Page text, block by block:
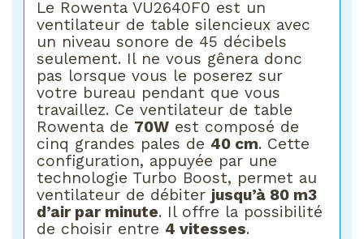
Le Rowenta VU2640F0 est un
ventilateur de table silencieux avec
un niveau sonore de 45 décibels
seulement. Il ne vous gênera donc
pas lorsque vous le poserez sur
votre bureau pendant que vous
travaillez. Ce ventilateur de table
Rowenta de 70W est composé de
cinq grandes pales de 40 cm. Cette
configuration, appuyée par une
technologie Turbo Boost, permet au
ventilateur de débiter jusqu’à 80 m3
d’air par minute. Il offre la possibilité
de choisir entre 4 vitesses.